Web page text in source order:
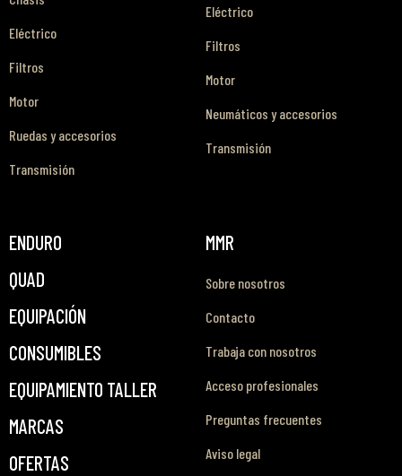
Eléctrico
Filtros
Motor
Ruedas y accesorios
Transmisión
Eléctrico
Filtros
Motor
Neumáticos y accesorios
Transmisión
ENDURO
QUAD
EQUIPACIÓN
CONSUMIBLES
EQUIPAMIENTO TALLER
MARCAS
OFERTAS
MMR
Sobre nosotros
Contacto
Trabaja con nosotros
Acceso profesionales
Preguntas frecuentes
Aviso legal